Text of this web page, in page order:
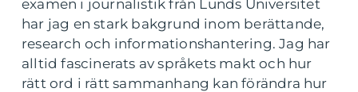
examen i journalistik från Lunds Universitet
har jag en stark bakgrund inom berättande,
research och informationshantering. Jag har
alltid fascinerats av språkets makt och hur
rätt ord i rätt sammanhang kan förändra hur